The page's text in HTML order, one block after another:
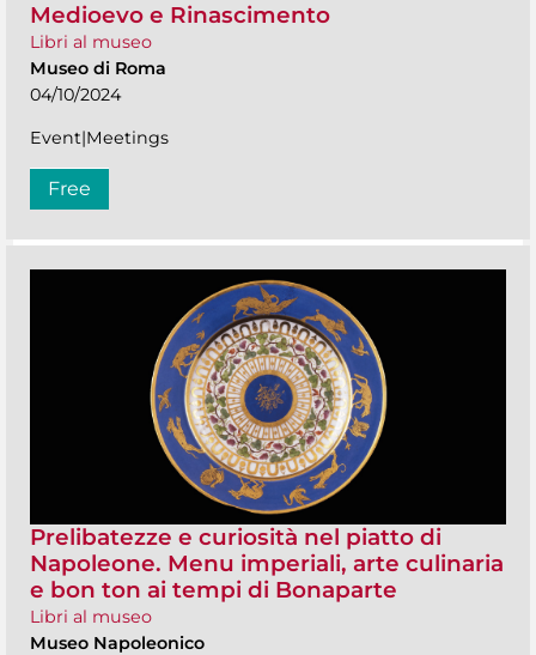
Medioevo e Rinascimento
Libri al museo
Museo di Roma
04/10/2024
Event|Meetings
Free
Prelibatezze e curiosità nel piatto di
Napoleone. Menu imperiali, arte culinaria
e bon ton ai tempi di Bonaparte
Libri al museo
Museo Napoleonico